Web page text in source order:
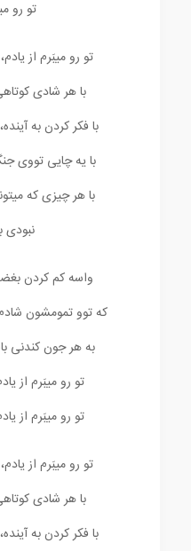
تو رو
تو رو میبَرم از
با هر شادی
با فکر کردن به
با یه چایی تووی
با هر چیزی که
نبودی
واسه کم کردن
که توو تمومشون
به هر جون کندنی
تو رو میبَرم از
تو رو میبَرم از
تو رو میبَرم از
با هر شادی
با فکر کردن به